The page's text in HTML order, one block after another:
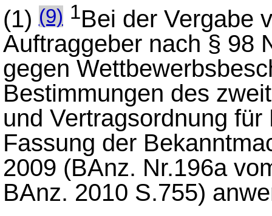
(1)(9) 1Bei der Vergabe
Auftraggeber nach § 98
gegen
Bestimmungen des
und Vertragsordnung
Fassung der
2009 (BAnz. Nr.196a
BAnz. 2010 S.755)